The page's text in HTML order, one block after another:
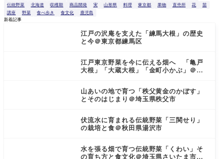
伝統野菜
北海道 収穫期 商品開発 実 山形県 料理 東京都 果物 直売所 花
苗
講座
野菜 食べ歩き 食文化
鹿児島
新着記事
江戸の沢庵を支えた「練馬大根」の歴史
と今＠東京都練馬区
江戸東京野菜を今に伝える畑へ 「亀戸
大根」「大蔵大根」「金町小かぶ」＠東
山あいの地で育つ「秩父黄金のかぼす」
とそのはじまり＠埼玉県秩父市
伏流水に育まれる伝統野菜「三関せり」
の栽培と食＠秋田県湯沢市
水を張る畑で育つ伝統野菜「くわい」そ
の育ち方と食文化＠埼玉県さいたま市見